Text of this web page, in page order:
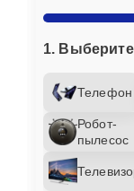
1.
Телефон
Робот-
пылесос